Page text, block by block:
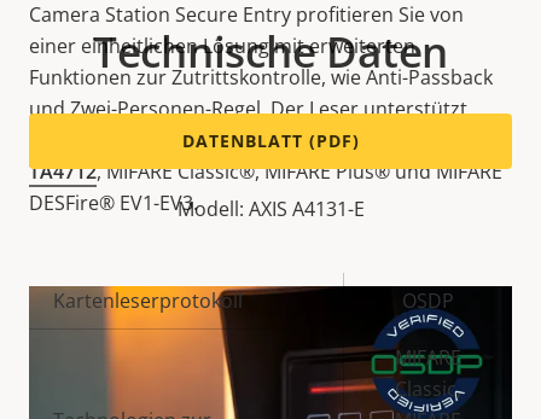
Camera Station Secure Entry profitieren Sie von
einer einheitlichen Lösung mit erweiterten
Funktionen zur Zutrittskontrolle, wie Anti-Passback
und Zwei-Personen-Regel. Der Leser unterstützt
-Technologien wieAXIS TA4711
TA4712, MIFARE Classic®, MIFARE Plus® und MIFARE
DESFire® EV1-EV3.
Technische Daten
DATENBLATT (PDF)
Modell: AXIS A4131-E
Eigentumsbeschreibung Eigentumswert
Kartenleserprotokoll OSDP
MIFARE
Classic,